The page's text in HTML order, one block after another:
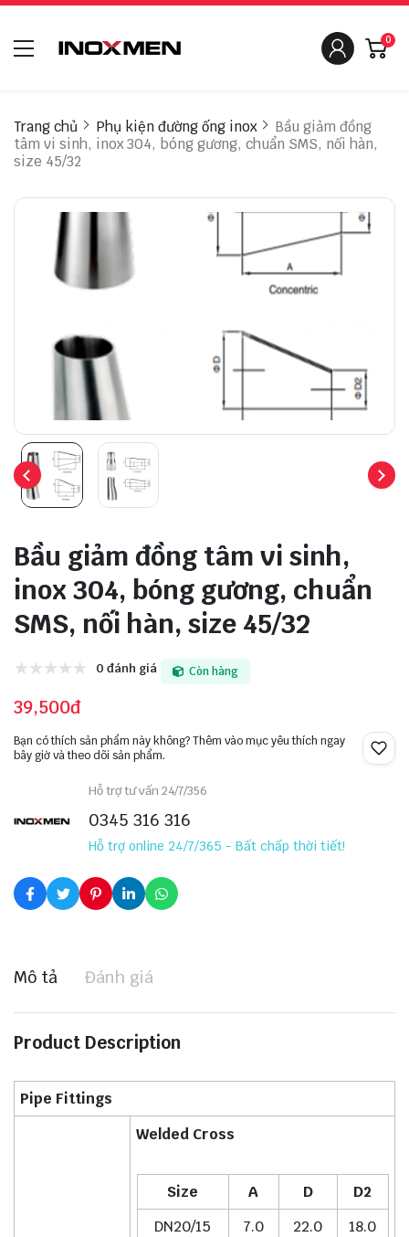
0
Trang chủ Phụ kiện đường ống inox
Bầu giảm đồng
tâm vi sinh, inox 304, bóng gương, chuẩn SMS, nối hàn,
size 45/32
Bầu giảm đồng tâm vi sinh,
inox 304, bóng gương, chuẩn
SMS, nối hàn, size 45/32
0 đánh giá Còn hàng
39,500đ
Bạn có thích sản phẩm này không? Thêm vào mục yêu thích ngay
bây giờ và theo dõi sản phẩm.
Hỗ trợ tư vấn 24/7/356
0345 316 316
Hỗ trợ online 24/7/365 - Bất chấp thời tiết!
Mô tả Đánh giá
Product Description
Pipe Fittings
Welded Cross
Size A D
D2
DN20/15
7.0 22.0
18.0